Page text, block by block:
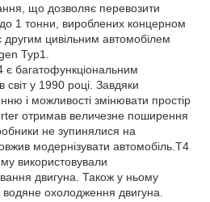
що дозволяє перевозити
1 тонни, вироблених концерном
другим цивільним автомобілем
Typ1.
багатофункціональним
у 1990 році. Завдяки
і можливості змінювати простір
отримав величезне поширення
не зупинялися на
модернізувати автомобіль.Т4
використовували
двигуна. Також у ньому
водяне охолодження двигуна.